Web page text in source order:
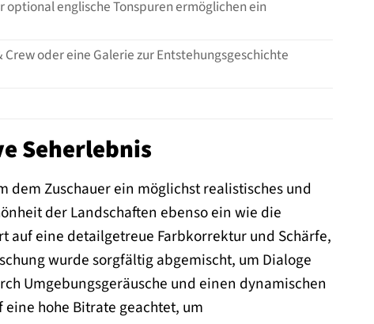
optional englische Tonspuren ermöglichen ein
oder eine Galerie zur Entstehungsgeschichte
Seherlebnis
Zuschauer ein möglichst realistisches und
der Landschaften ebenso ein wie die
auf eine detailgetreue Farbkorrektur und Schärfe,
wurde sorgfältig abgemischt, um Dialoge
Umgebungsgeräusche und einen dynamischen
hohe Bitrate geachtet, um